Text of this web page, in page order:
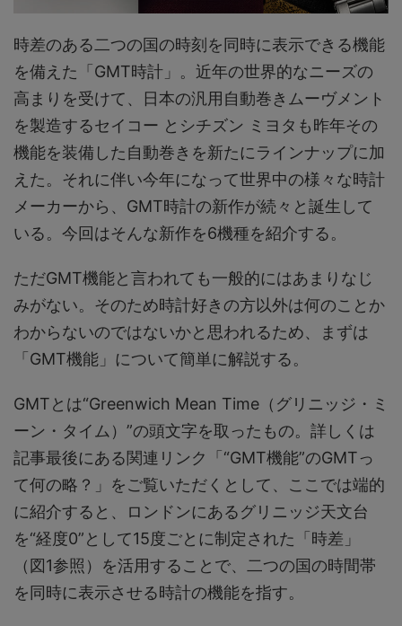
時差のある二つの国の時刻を同時に表示できる機能
を備えた「GMT時計」。近年の世界的なニーズの
高まりを受けて、日本の汎用自動巻きムーヴメント
を製造するセイコー とシチズン ミヨタも昨年その
機能を装備した自動巻きを新たにラインナップに加
えた。それに伴い今年になって世界中の様々な時計
メーカーから、GMT時計の新作が続々と誕生して
いる。今回はそんな新作を6機種を紹介する。
ただGMT機能と言われても一般的にはあまりなじ
みがない。そのため時計好きの方以外は何のことか
わからないのではないかと思われるため、まずは
「GMT機能」について簡単に解説する。
GMTとは“Greenwich Mean Time（グリニッジ・ミ
ーン・タイム）”の頭文字を取ったもの。詳しくは
記事最後にある関連リンク「“GMT機能”のGMTっ
て何の略？」をご覧いただくとして、ここでは端的
に紹介すると、ロンドンにあるグリニッジ天文台
を“経度0”として15度ごとに制定された「時差」
（図1参照）を活用することで、二つの国の時間帯
を同時に表示させる時計の機能を指す。